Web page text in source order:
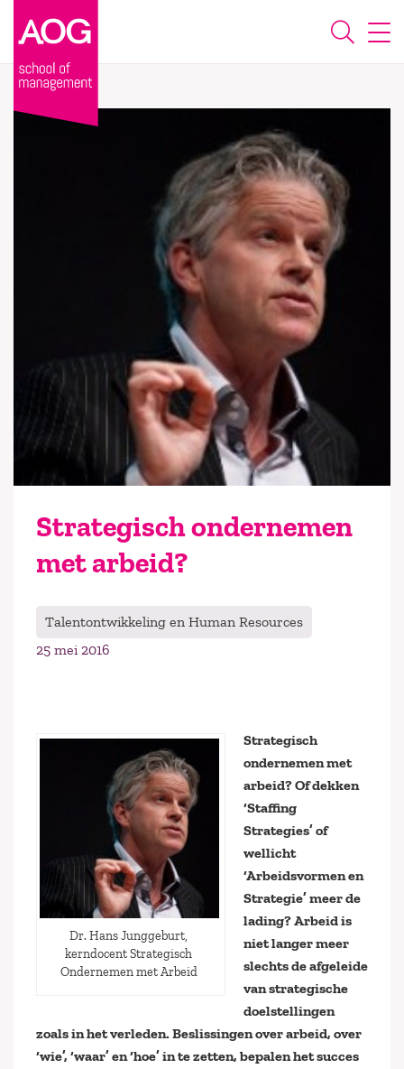
Strategisch ondernemen
met arbeid?
Talentontwikkeling en Human Resources
25 mei 2016
Dr. Hans Junggeburt,
kerndocent Strategisch
Ondernemen met Arbeid
Strategisch
ondernemen met
arbeid? Of dekken
‘Staffing
Strategies’ of
wellicht
‘Arbeidsvormen en
Strategie’ meer de
lading? Arbeid is
niet langer meer
slechts de afgeleide
van strategische
doelstellingen
zoals in het verleden. Beslissingen over arbeid, over
‘wie’, ‘waar’ en ‘hoe’ in te zetten, bepalen het succes